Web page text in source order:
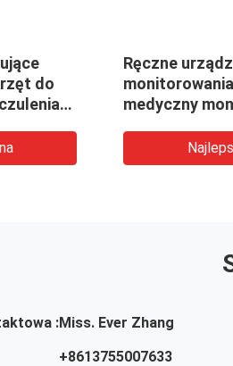
do
Ręczne
monitorowania
medyczny
:Miss. Ever Zhang
+8613755007633